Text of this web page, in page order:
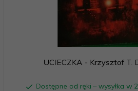
UCIECZKA - Krzysztof T.
Dostępne od ręki – wysyłka w